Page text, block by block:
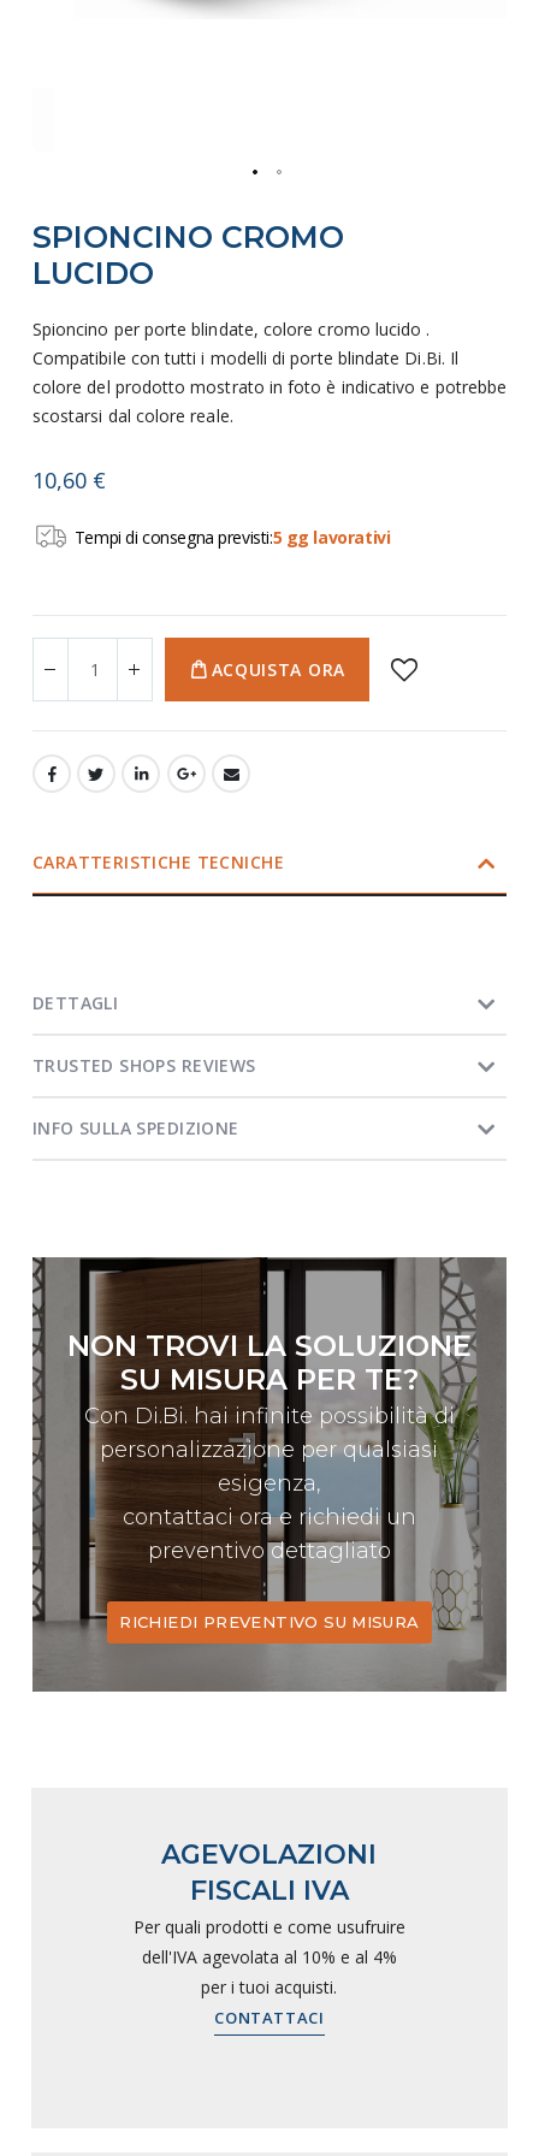
all'inizio
della
di
immagini
SPIONCINO CROMO
LUCIDO
Spioncino per porte blindate, colore cromo lucido .
Compatibile con tutti i modelli di porte blindate Di.Bi. Il
colore del prodotto mostrato in foto è indicativo e potrebbe
scostarsi dal colore reale.
10,60 €
Tempi di consegna previsti:5 gg lavorativi
ACQUISTA ORA
CARATTERISTICHE TECNICHE
DETTAGLI
TRUSTED SHOPS REVIEWS
INFO SULLA SPEDIZIONE
NON TROVI LA SOLUZIONE
SU MISURA PER TE?
Con Di.Bi. hai infinite possibilità di
personalizzazione per qualsiasi
esigenza,
contattaci ora e richiedi un
preventivo dettagliato
RICHIEDI PREVENTIVO SU MISURA
AGEVOLAZIONI
FISCALI IVA
Per quali prodotti e come usufruire
dell'IVA agevolata al 10% e al 4%
per i tuoi acquisti.
CONTATTACI